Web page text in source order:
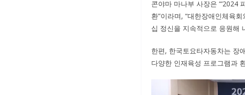
콘야마 마나부 사장은 “‘2024
환”이라며, “대한장애인체육
십 정신을 지속적으로 응원해
한편, 한국토요타자동차는 장
다양한 인재육성 프로그램과